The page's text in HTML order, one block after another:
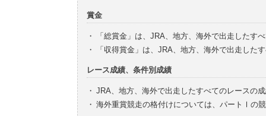
賞金
・
「総賞金」は、JRA、地方、海外で出走したす
・
「収得賞金」は、JRA、地方、海外で出走した
レース成績、条件別成績
・ JRA、地方、海外で出走したすべてのレースの
・ 海外重賞競走の格付けについては、パートⅠの